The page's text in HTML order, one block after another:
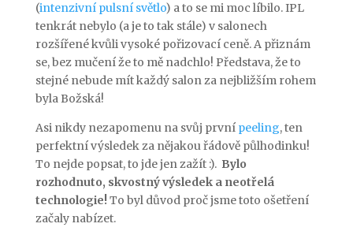
(intenzivní pulsní světlo) a to se mi moc líbilo. IPL
tenkrát nebylo (a je to tak stále) v salonech
rozšířené kvůli vysoké pořizovací ceně. A přiznám
se, bez mučení že to mě nadchlo! Představa, že to
stejné nebude mít každý salon za nejbližším rohem
byla Božská!
Asi nikdy nezapomenu na svůj první peeling, ten
perfektní výsledek za nějakou řádově půlhodinku!
To nejde popsat, to jde jen zažít :). Bylo
rozhodnuto, skvostný výsledek a neotřelá
technologie!To byl důvod proč jsme toto ošetření
začaly nabízet.